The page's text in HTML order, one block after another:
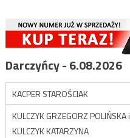
Darczyńcy - 6.08.2026
KACPER STAROŚCIAK
KULCZYK GRZEGORZ POLIŃSKA i
KULCZYK KATARZYNA